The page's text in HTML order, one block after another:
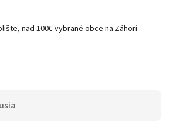
nad 100€ vybrané obce na Záhorí